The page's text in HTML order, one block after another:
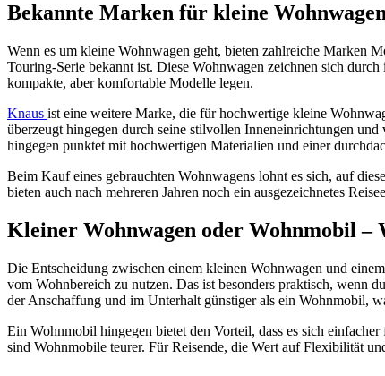
Bekannte Marken für kleine Wohnwagen
Wenn es um kleine Wohnwagen geht, bieten zahlreiche Marken
Touring-Serie bekannt ist. Diese Wohnwagen zeichnen sich
kompakte, aber komfortable Modelle legen.
Knaus ist eine weitere Marke, die für hochwertige kleine
überzeugt hingegen durch seine stilvollen Inneneinrichtungen
hingegen punktet mit hochwertigen Materialien und einer
Beim Kauf eines gebrauchten Wohnwagens lohnt es sich, auf
bieten auch nach mehreren Jahren noch ein ausgezeichnetes
Kleiner Wohnwagen oder Wohnmobil –
Die Entscheidung zwischen einem kleinen Wohnwagen und
vom Wohnbereich zu nutzen. Das ist besonders praktisch, wenn
der Anschaffung und im Unterhalt günstiger als ein Wohnmobil,
Ein Wohnmobil hingegen bietet den Vorteil, dass es sich
sind Wohnmobile teurer. Für Reisende, die Wert auf Flexibilität